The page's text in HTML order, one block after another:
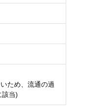
ため、流通の過
該当)